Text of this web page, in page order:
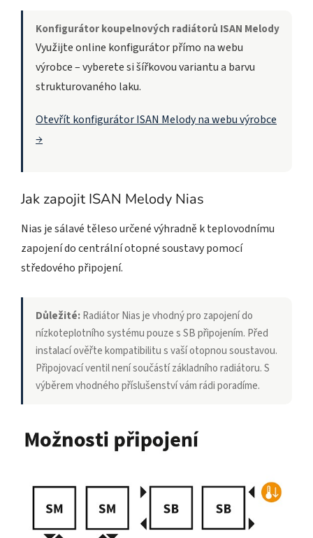
Konfigurátor koupelnových radiátorů ISAN Melody
Využijte online konfigurátor přímo na webu
výrobce – vyberete si šířkovou variantu a barvu
strukturovaného laku.
Otevřít konfigurátor ISAN Melody na webu výrobce
→
Jak zapojit ISAN Melody Nias
Nias je sálavé těleso určené výhradně k teplovodnímu
zapojení do centrální otopné soustavy pomocí
středového připojení.
Důležité:Radiátor Nias je vhodný pro zapojení do
nízkoteplotního systému pouze s SB připojením. Před
instalací ověřte kompatibilitu s vaší otopnou soustavou.
Připojovací ventil není součástí základního radiátoru. S
výběrem vhodného příslušenství vám rádi poradíme.